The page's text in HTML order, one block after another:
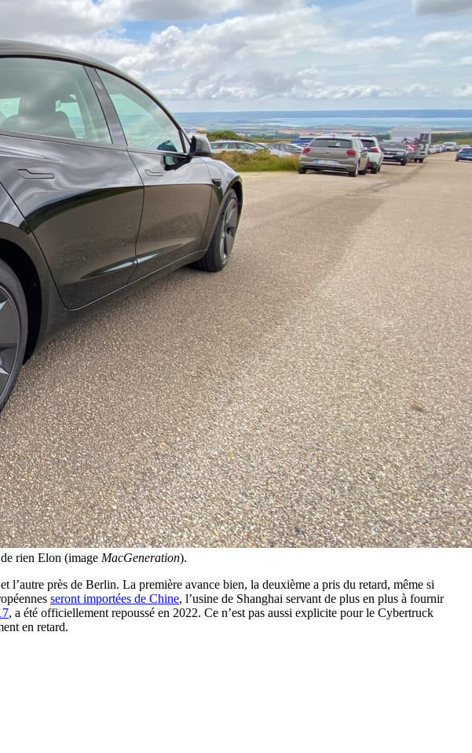
rien Elon (image MacGeneration).
l’autre près de Berlin. La première avance bien, la deuxième a pris du retard, même si
seront importées de Chine, l’usine de Shanghai servant de plus en plus à fournir
, a été officiellement repoussé en 2022. Ce n’est pas aussi explicite pour le Cybertruck
en retard.